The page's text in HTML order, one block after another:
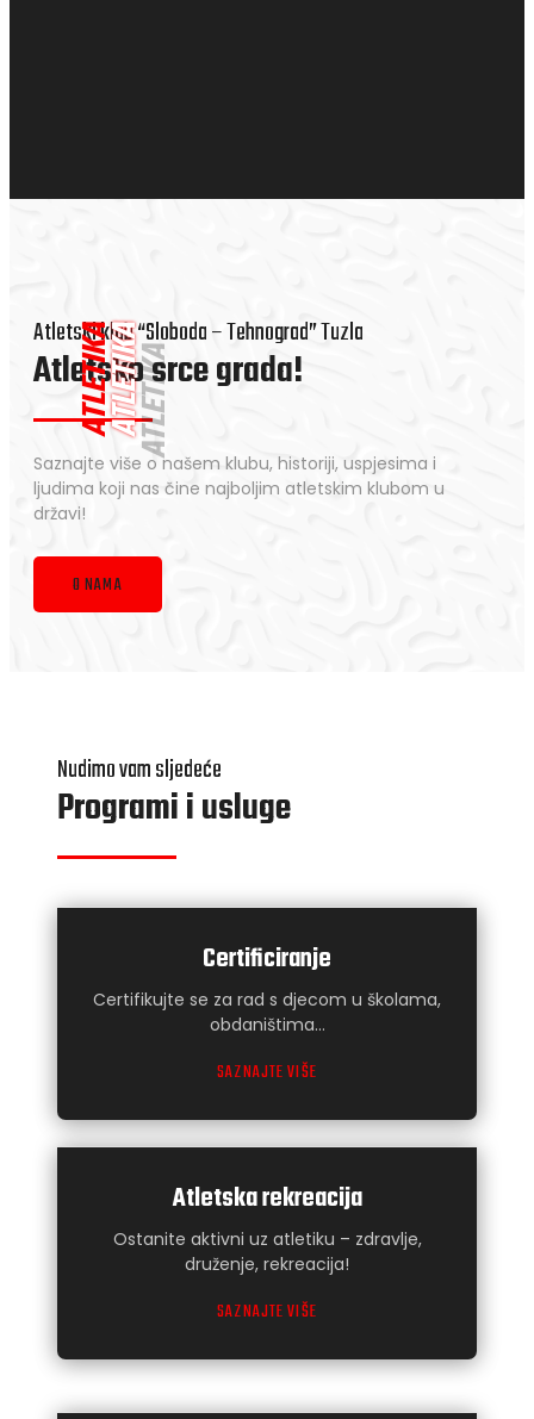
ATLETIKAATLETIKAATLETIKA
Atletski klub “Sloboda – Tehnograd” Tuzla
Atletsko srce grada!
Saznajte više o našem klubu, historiji, uspjesima i
ljudima koji nas čine najboljim atletskim klubom u
državi!
O NAMA
Nudimo vam sljedeće
Programi i usluge
Certificiranje
Certifikujte se za rad s djecom u školama,
obdaništima…
SAZNAJTE VIŠE
Atletska rekreacija
Ostanite aktivni uz atletiku – zdravlje,
druženje, rekreacija!
SAZNAJTE VIŠE